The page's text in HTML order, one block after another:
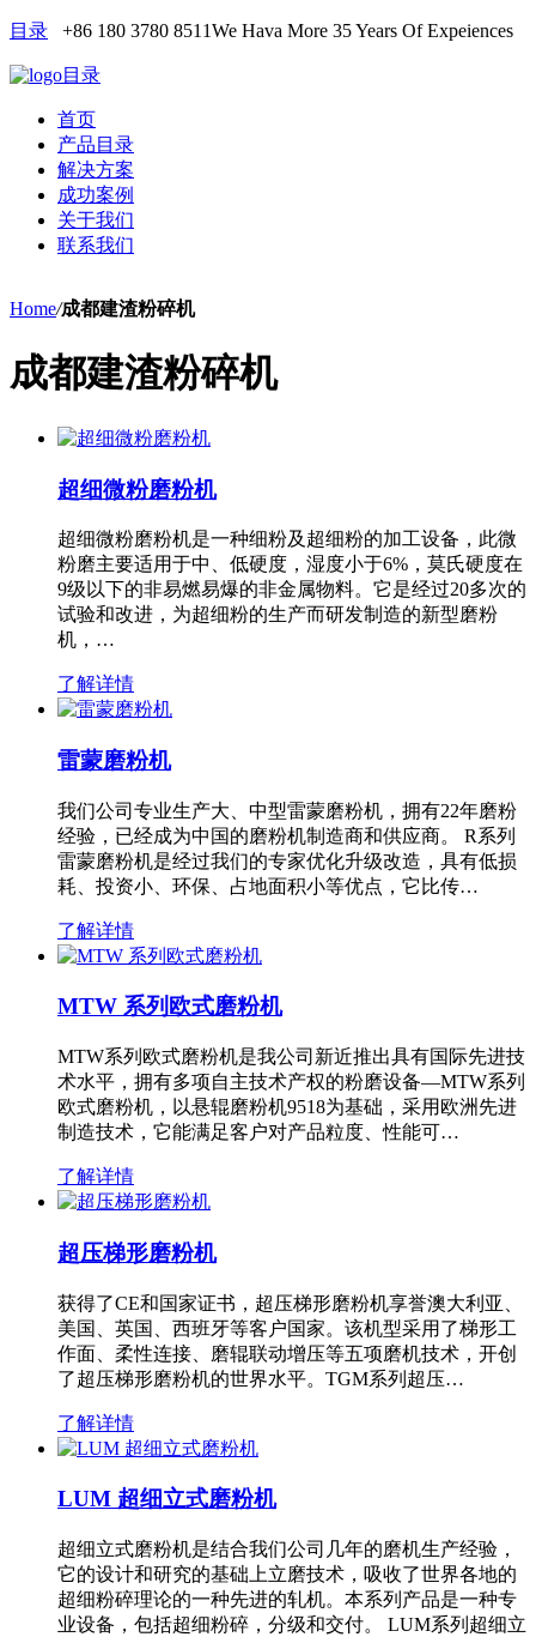
目录 +86 180 3780 8511We Hava More 35 Years Of Expeiences
目录
首页
产品目录
解决方案
成功案例
关于我们
联系我们
Home/成都建渣粉碎机
成都建渣粉碎机
超细微粉磨粉机
超细微粉磨粉机是一种细粉及超细粉的加工设备，此微
粉磨主要适用于中、低硬度，湿度小于6%，莫氏硬度在
9级以下的非易燃易爆的非金属物料。它是经过20多次的
试验和改进，为超细粉的生产而研发制造的新型磨粉
机，…
了解详情
雷蒙磨粉机
我们公司专业生产大、中型雷蒙磨粉机，拥有22年磨粉
经验，已经成为中国的磨粉机制造商和供应商。 R系列
雷蒙磨粉机是经过我们的专家优化升级改造，具有低损
耗、投资小、环保、占地面积小等优点，它比传…
了解详情
MTW 系列欧式磨粉机
MTW系列欧式磨粉机是我公司新近推出具有国际先进技
术水平，拥有多项自主技术产权的粉磨设备—MTW系列
欧式磨粉机，以悬辊磨粉机9518为基础，采用欧洲先进
制造技术，它能满足客户对产品粒度、性能可…
了解详情
超压梯形磨粉机
获得了CE和国家证书，超压梯形磨粉机享誉澳大利亚、
美国、英国、西班牙等客户国家。该机型采用了梯形工
作面、柔性连接、磨辊联动增压等五项磨机技术，开创
了超压梯形磨粉机的世界水平。TGM系列超压…
了解详情
LUM 超细立式磨粉机
超细立式磨粉机是结合我们公司几年的磨机生产经验，
它的设计和研究的基础上立磨技术，吸收了世界各地的
超细粉碎理论的一种先进的轧机。本系列产品是一种专
业设备，包括超细粉碎，分级和交付。 LUM系列超细立